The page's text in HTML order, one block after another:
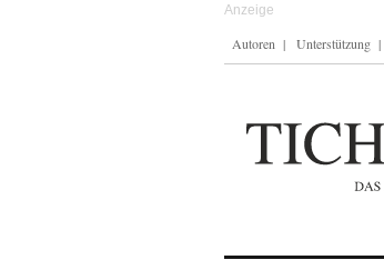
Autoren Unterstützung